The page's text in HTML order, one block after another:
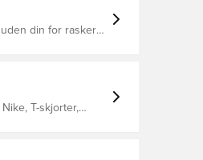
din for raskere
T-skjorter,